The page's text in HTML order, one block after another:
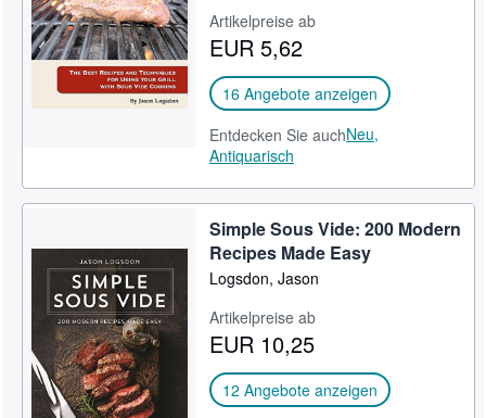
Artikelpreise ab
EUR 5,62
16 Angebote anzeigen
Entdecken Sie auchNeu,
Antiquarisch
Simple Sous Vide: 200 Modern
Recipes Made Easy
Logsdon, Jason
Artikelpreise ab
EUR 10,25
12 Angebote anzeigen